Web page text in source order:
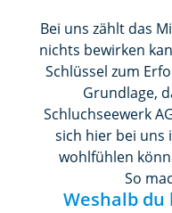
Bei uns zählt das
nichts bewirken
Schlüssel zum
Grundlage,
Schluchseewerk
sich hier bei uns
wohlfühlen
So
Weshalb